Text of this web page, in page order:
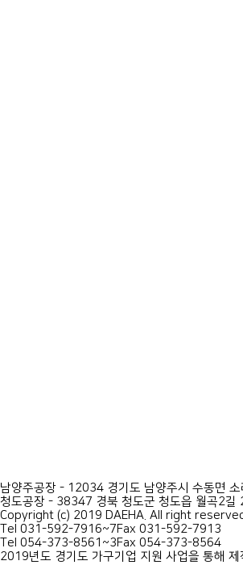
남양주공장 - 12034 경기도 남양주시 수동면 소
청도공장 - 38347 경북 청도군 청도읍 월곡2길
Copyright (c) 2019 DAEHA. All right
Tel 031-592-7916~7Fax 031-592-7913
Tel 054-373-8561~3Fax 054-373-8564
2019년도 경기도 가구기업 지원 사업을 통해 제